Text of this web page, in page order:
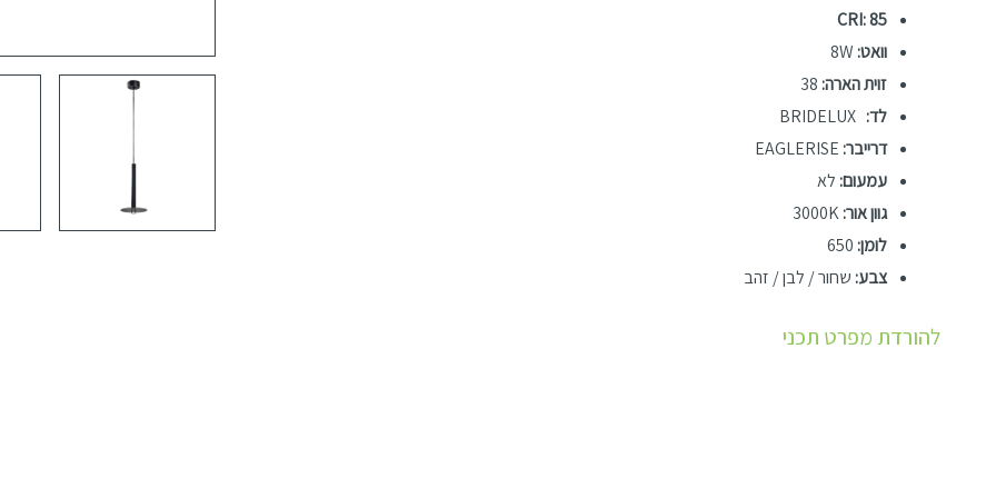
CRI: 85
וואט: 8W
זוית הארה: 38
לד: BRIDELUX
דרייבר: EAGLERISE
עמעום: לא
גוון אור:3000K
לומן: 650
צבע: שחור / לבן / זהב
להורדת מפרט תכני